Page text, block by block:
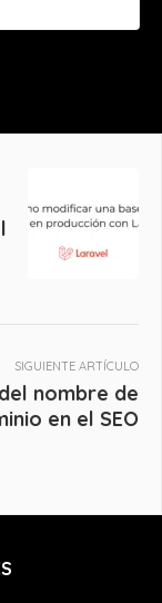
SIGUIENTE ARTÍCULO
nombre de
en el SEO